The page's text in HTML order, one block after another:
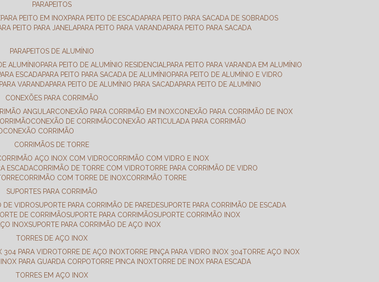
PARAPEITOS
PARA PEITO EM INOX PARA PEITO DE ESCADA PARA PEITO PARA SACADA DE SOBRADOS
PEITO PARA JANELA PARA PEITO PARA VARANDA PARA PEITO PARA SACADA
PARAPEITOS DE ALUMÍNIO
ALUMÍNIO PARA PEITO DE ALUMÍNIO RESIDENCIAL
PARA PEITO PARA VARANDA EM ALUMÍNIO
ESCADA PARA PEITO PARA SACADA DE ALUMÍNIO PARA PEITO DE ALUMÍNIO E VIDRO
VARANDA PARA PEITO DE ALUMÍNIO PARA SACADA PARA PEITO DE ALUMÍNIO
CONEXÕES PARA CORRIMÃO
ANGULAR CONEXÃO PARA CORRIMÃO EM INOX
CONEXÃO PARA CORRIMÃO DE INOX
CONEXÃO DE CORRIMÃO
CONEXÃO ARTICULADA PARA CORRIMÃO
CONEXÃO CORRIMÃO
CORRIMÃOS DE TORRE
CORRIMÃO AÇO INOX COM VIDRO
CORRIMÃO COM VIDRO E INOX
ESCADA CORRIMÃO DE TORRE COM VIDRO TORRE PARA CORRIMÃO DE VIDRO
CORRIMÃO COM TORRE DE INOX
CORRIMÃO TORRE
SUPORTES PARA CORRIMÃO
DE VIDRO SUPORTE PARA CORRIMÃO DE PAREDE SUPORTE PARA CORRIMÃO DE ESCADA
DE CORRIMÃO SUPORTE PARA CORRIMÃO
SUPORTE CORRIMÃO INOX
INOX SUPORTE PARA CORRIMÃO DE AÇO INOX
TORRES DE AÇO INOX
304 PARA VIDRO TORRE DE AÇO INOX TORRE PINÇA PARA VIDRO INOX 304 TORRE AÇO INOX
INOX PARA GUARDA CORPO TORRE PINCA INOX TORRE DE INOX PARA ESCADA
TORRES EM AÇO INOX